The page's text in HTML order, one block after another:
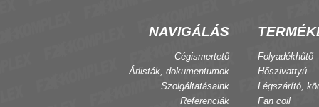
NAVIGÁLÁS
Cégismertető
Árlisták, dokumentumok
Szolgáltatásaink
Referenciák
Folyadékhűtő
Hőszivattyú
Légszárító,
Fan coil